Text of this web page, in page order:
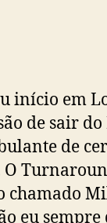
início em
de sair
de
O
chamado
eu sempre